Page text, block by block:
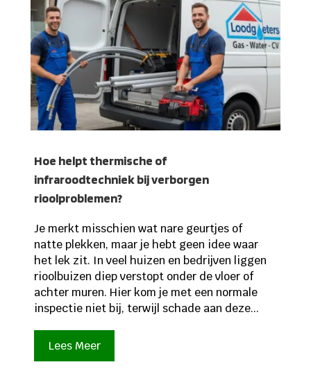
Hoe helpt thermische of
infraroodtechniek bij verborgen
rioolproblemen?
Je merkt misschien wat nare geurtjes of
natte plekken, maar je hebt geen idee waar
het lek zit. In veel huizen en bedrijven liggen
rioolbuizen diep verstopt onder de vloer of
achter muren. Hier kom je met een normale
inspectie niet bij, terwijl schade aan deze...
Lees Meer